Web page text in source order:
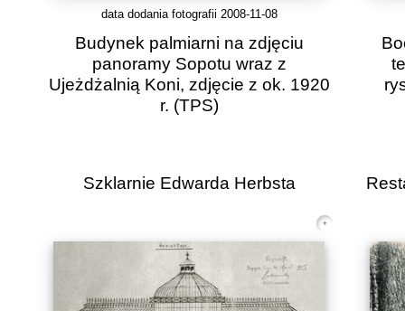
data dodania fotografii 2008-11-08
Budynek palmiarni na zdjęciu
panoramy Sopotu wraz z
Ujeżdżalnią Koni, zdjęcie z ok. 1920
r. (TPS)
Szklarnie Edwarda Herbsta